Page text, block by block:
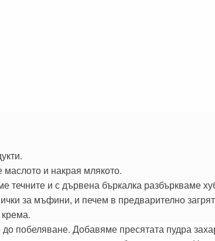
и накрая млякото.
течните и с дървена бъркалка разбъркваме
за мъфини, и печем в предварително
побеляване. Добавяме пресятата пудра